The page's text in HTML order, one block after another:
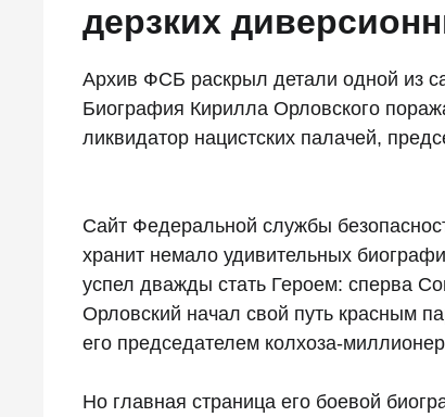
дерзких
Архив ФСБ раскрыл детали одной из
Биография Кирилла Орловского
ликвидатор нацистских палачей,
Сайт Федеральной службы
хранит немало удивительных
успел дважды стать Героем: сперва
Орловский начал свой путь красным
его председателем колхоза-
Но главная страница его боевой